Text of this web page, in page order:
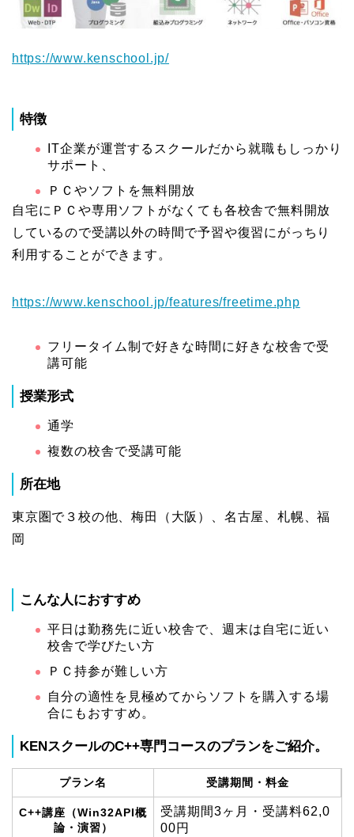
https://www.kenschool.jp/
特徴
IT企業が運営するスクールだから就職もしっかり
サポート、
ＰＣやソフトを無料開放
自宅にＰＣや専用ソフトがなくても各校舎で無料開放
しているので受講以外の時間で予習や復習にがっちり
利用することができます。
https://www.kenschool.jp/features/freetime.php
フリータイム制で好きな時間に好きな校舎で受
講可能
授業形式
通学
複数の校舎で受講可能
所在地
東京圏で３校の他、梅田（大阪）、名古屋、札幌、福
岡
こんな人におすすめ
平日は勤務先に近い校舎で、週末は自宅に近い
校舎で学びたい方
ＰＣ持参が難しい方
自分の適性を見極めてからソフトを購入する場
合にもおすすめ。
KENスクールのC++専門コースのプランをご紹介。
プラン名 受講期間・料金
C++講座（Win32API概
論・演習）
受講期間3ヶ月・受講料62,0
00円